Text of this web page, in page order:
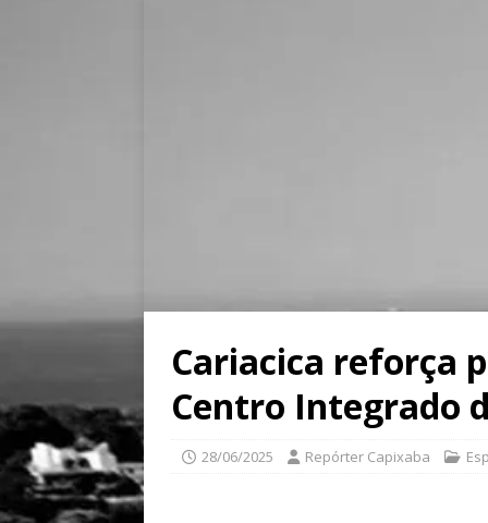
Cariacica reforça
Centro Integrado
28/06/2025 Repórter Capixaba